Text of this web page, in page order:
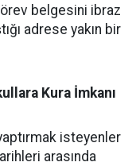
belgesini ibraz
adrese yakın bir
Kura İmkanı
isteyenler
arasında